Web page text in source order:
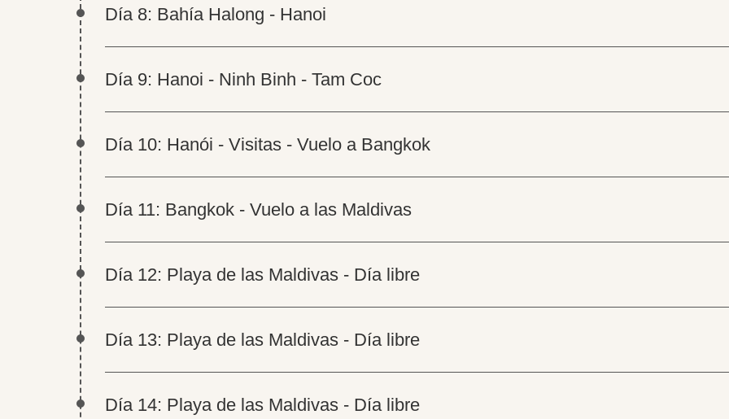
Día 8: Bahía Halong - Hanoi
Día 9: Hanoi - Ninh Binh - Tam Coc
Día 10: Hanói - Visitas - Vuelo a Bangkok
Día 11: Bangkok - Vuelo a las Maldivas
Día 12: Playa de las Maldivas - Día libre
Día 13: Playa de las Maldivas - Día libre
Día 14: Playa de las Maldivas - Día libre